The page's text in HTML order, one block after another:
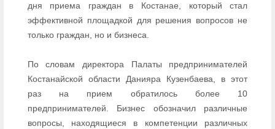
дня приема граждан в Костанае, который стал
эффективной площадкой для решения вопросов не
только граждан, но и бизнеса.
По словам директора Палаты предпринимателей
Костанайской области Данияра Кузенбаева, в этот
раз на прием обратилось более 10
предпринимателей. Бизнес обозначил различные
вопросы, находящиеся в компетенции различных